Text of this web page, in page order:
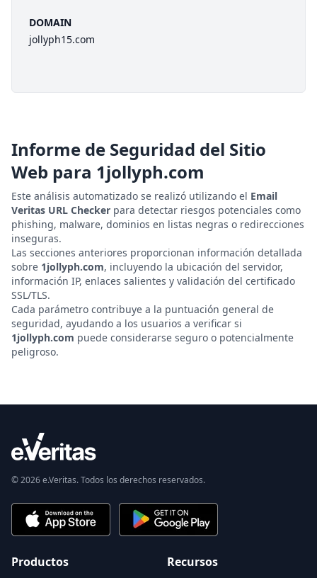
DOMAIN
jollyph15.com
Informe de Seguridad del Sitio
Web para 1jollyph.com
Este análisis automatizado se realizó utilizando el Email
Veritas URL Checker para detectar riesgos potenciales como
phishing, malware, dominios en listas negras o redirecciones
inseguras.
Las secciones anteriores proporcionan información detallada
sobre 1jollyph.com, incluyendo la ubicación del servidor,
información IP, enlaces salientes y validación del certificado
SSL/TLS.
Cada parámetro contribuye a la puntuación general de
seguridad, ayudando a los usuarios a verificar si
1jollyph.com puede considerarse seguro o potencialmente
peligroso.
© 2026 e.Veritas. Todos los derechos reservados.
Productos Recursos